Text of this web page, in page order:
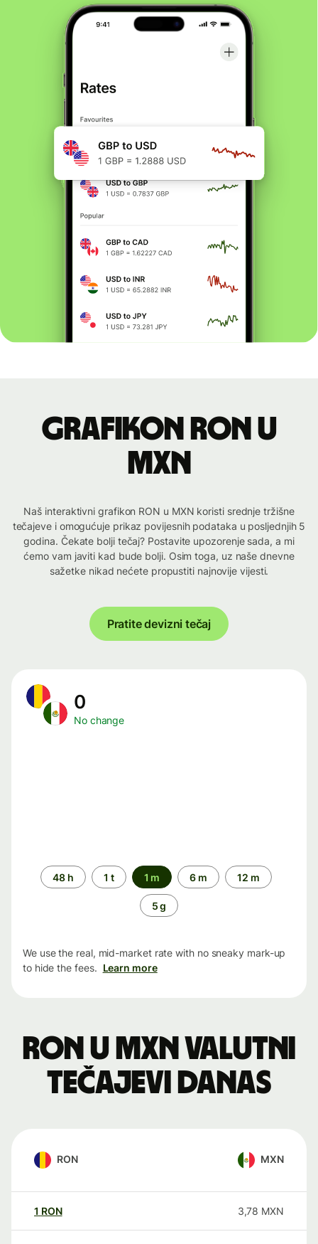
Grafikon RON u
MXN
Naš interaktivni grafikon RON u MXN koristi srednje tržišne
tečajeve i omogućuje prikaz povijesnih podataka u posljednjih 5
godina. Čekate bolji tečaj? Postavite upozorenje sada, a mi
ćemo vam javiti kad bude bolji. Osim toga, uz naše dnevne
sažetke nikad nećete propustiti najnovije vijesti.
Pratite devizni tečaj
0
No change
Time
period
48 h 1 t 1 m 6 m 12 m
5 g
We use the real, mid-market rate with no sneaky mark-up
to hide the fees. Learn more
RON u MXN valutni
tečajevi danas
RON MXN
1 RON 3,78 MXN